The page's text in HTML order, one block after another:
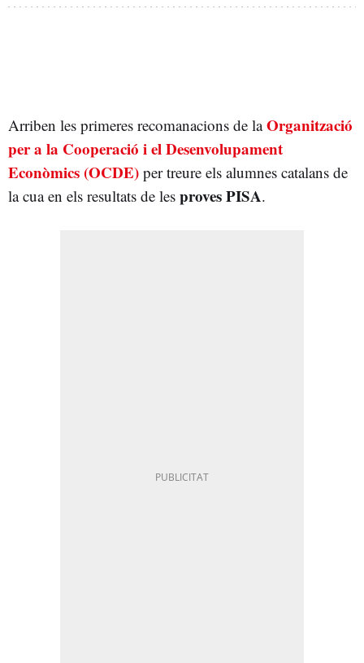
Arriben les primeres recomanacions de laOrganització
per a la Cooperació i el Desenvolupament
Econòmics (OCDE) per treure els alumnes catalans de
la cua en els resultats de les proves PISA.